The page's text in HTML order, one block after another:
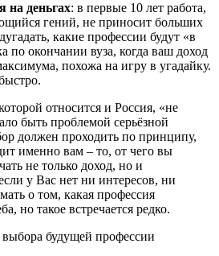
на деньгах: в первые 10 лет работа,
гений, не приносит больших
какие профессии будут «в
по окончании вуза, когда ваш доход
похожа на игру в угадайку.
относится и Россия, «не
быть проблемой серьёзной
должен проходить по принципу,
именно вам – то, от чего вы
не только доход, но и
у Вас нет ни интересов, ни
о том, какая профессия
но такое встречается редко.